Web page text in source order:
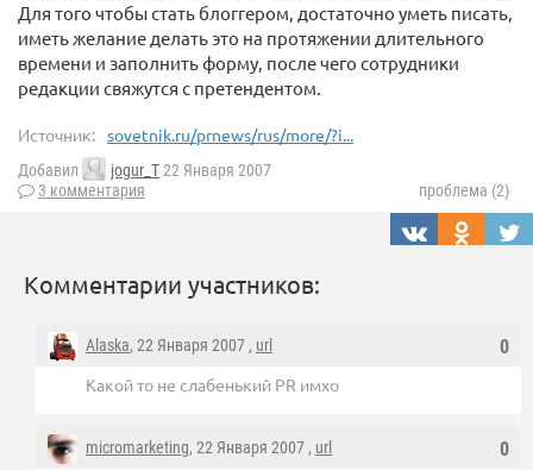
Для того чтобы стать блоггером, достаточно уметь писать,
иметь желание делать это на протяжении длительного
времени и заполнить форму, после чего сотрудники
редакции свяжутся с претендентом.
Источник: sovetnik.ru/prnews/rus/more/?i...
Добавил jogur_T22 Января 2007
3 комментария
проблема (2)
Комментарии участников:
0
Alaska, 22 Января 2007 , url
Какой то не слабенький PR имхо
0
micromarketing, 22 Января 2007 , url